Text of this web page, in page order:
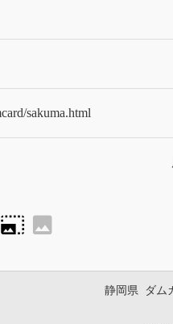
sakuma.html
photo_size_select_large image
静岡県 ダム